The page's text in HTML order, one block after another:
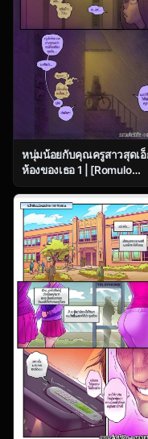
หนุ่มน้อยกับคุณครูสาวสุดเอ็
ห้องของเธอ 1 | [Romulo
Melkor Mancin] Spades –
Part 3